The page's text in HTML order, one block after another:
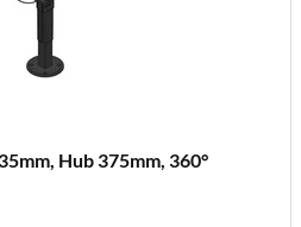
Hub 375mm, 360°